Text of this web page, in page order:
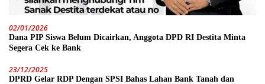
02/01/2026
Dana PIP Siswa Belum Dicairkan, Anggota DPD RI Destita Minta
Segera Cek ke Bank
23/12/2025
DPRD Gelar RDP Dengan SPSI Bahas Lahan Bank Tanah dan